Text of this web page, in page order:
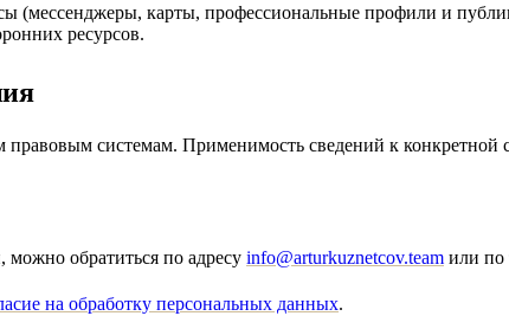
(мессенджеры, карты, профессиональные профили и
ресурсов.
системам. Применимость сведений к конкретной
обратиться по адресу info@arturkuznetcov.team или по
на обработку персональных данных.